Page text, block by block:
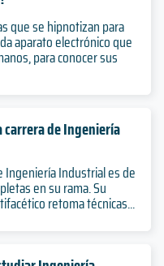
que se hipnotizan para
aparato electrónico que
para conocer sus
carrera de Ingeniería
Ingeniería Industrial es de
en su rama. Su
retoma técnicas...